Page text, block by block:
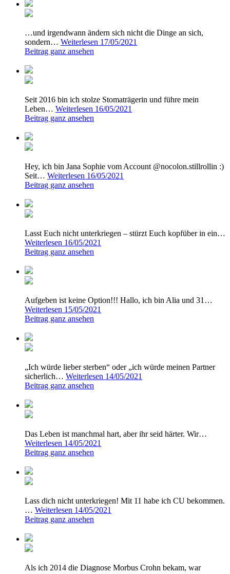
…und irgendwann ändern sich nicht die Dinge an sich,
sondern… Weiterlesen 17/05/2021
Beitrag ganz ansehen
Seit 2016 bin ich stolze Stomaträgerin und führe mein
Leben… Weiterlesen 16/05/2021
Beitrag ganz ansehen
Hey, ich bin Jana Sophie vom Account @nocolon.stillrollin :)
Seit… Weiterlesen 16/05/2021
Beitrag ganz ansehen
Lasst Euch nicht unterkriegen – stürzt Euch kopfüber in ein…
Weiterlesen 16/05/2021
Beitrag ganz ansehen
Aufgeben ist keine Option!!! Hallo, ich bin Alia und 31…
Weiterlesen 15/05/2021
Beitrag ganz ansehen
„Ich würde lieber sterben“ oder „ich würde meinen Partner
sicherlich… Weiterlesen 14/05/2021
Beitrag ganz ansehen
Das Leben ist manchmal hart, aber ihr seid härter. Wir…
Weiterlesen 14/05/2021
Beitrag ganz ansehen
Lass dich nicht unterkriegen! Mit 11 habe ich CU bekommen.
… Weiterlesen 14/05/2021
Beitrag ganz ansehen
Als ich 2014 die Diagnose Morbus Crohn bekam, war